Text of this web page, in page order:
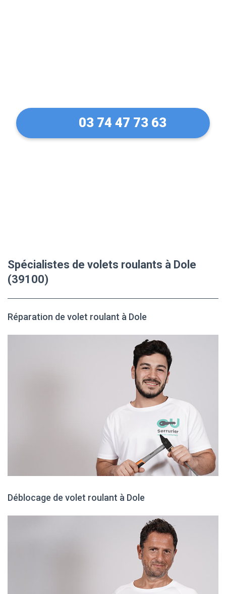
03 74 47 73 63
Spécialistes de volets roulants à Dole
(39100)
Réparation de volet roulant à Dole
Déblocage de volet roulant à Dole